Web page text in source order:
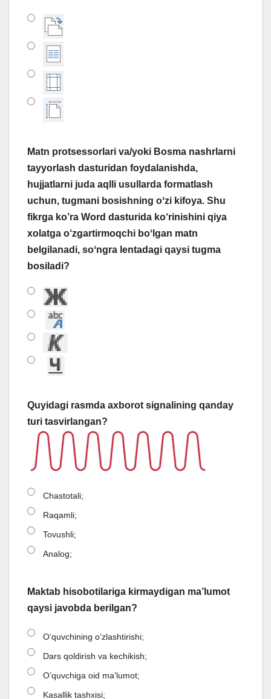
Matn protsessorlari va/yoki Bosma nashrlarni
tayyorlash dasturidan foydalanishda,
hujjatlarni juda aqlli usullarda formatlash
uchun, tugmani bosishning oʻzi kifoya. Shu
fikrga ko’ra Word dasturida ko‘rinishini qiya
xolatga o‘zgartirmoqchi boʻlgan matn
belgilanadi, soʻngra lentadagi qaysi tugma
bosiladi?
Quyidagi rasmda axborot signalining qanday
turi tasvirlangan?
Chastotali;
Raqamli;
Tovushli;
Analog;
Maktab hisobotilariga kirmaydigan ma’lumot
qaysi javobda berilgan?
O’quvchining o’zlashtirishi;
Dars qoldirish va kechikish;
O’quvchiga oid ma’lumot;
Kasallik tashxisi;